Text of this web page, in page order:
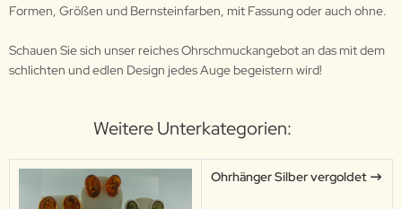
Formen, Größen und Bernsteinfarben, mit Fassung oder auch ohne.
Schauen Sie sich unser reiches Ohrschmuckangebot an das mit dem
schlichten und edlen Design jedes Auge begeistern wird!
Weitere Unterkategorien:
Ohrhänger Silber vergoldet